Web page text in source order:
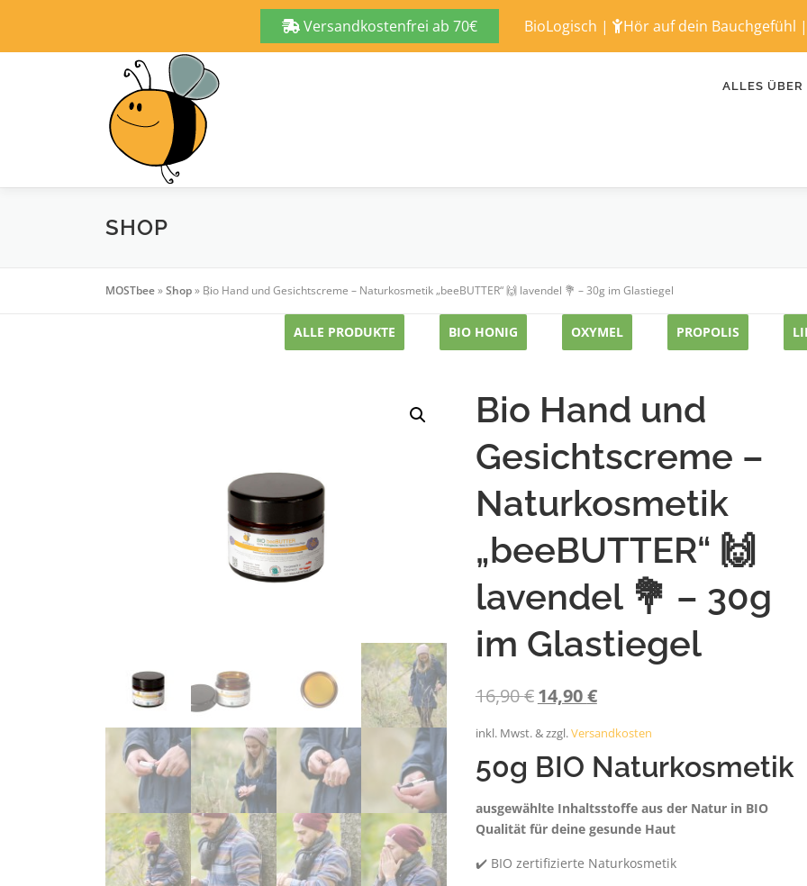
Versandkostenfrei ab 70€ BioLogisch | Hör auf dein Bauchgefühl
ALLES ÜBER
SHOP
MOSTbee»Shop» Bio Hand und Gesichtscreme – Naturkosmetik „beeBUTTER“ 🙌 lavendel 💐 – 30g im Glastiegel
ALLE PRODUKTE BIO HONIG OXYMEL PROPOLIS
Bio Hand und
Gesichtscreme –
Naturkosmetik
„beeBUTTER“ 🙌
lavendel 💐 – 30g
im Glastiegel
16,90€ U
s
p
r
n
g
l
14,90€A
t
u
e
l
e
r
inkl. Mwst. & zzgl.Versandkosten
50g BIO Naturkosmetik
ausgewählte Inhaltsstoffe aus der Natur in BIO
Qualität für deine gesunde Haut
✔️ BIO zertifizierte Naturkosmetik